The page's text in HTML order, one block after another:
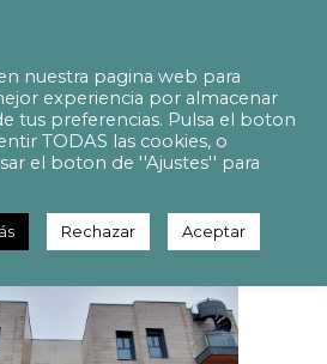
un edificio con
nuestra pagina web para
experiencia por almacenar
tus preferencias. Pulsa el boton
TODAS las cookies, o
el boton de ''Ajustes'' para
Rechazar Aceptar